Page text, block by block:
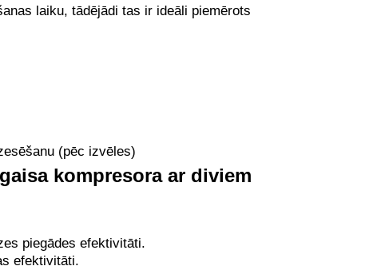
laiku, tādējādi tas ir ideāli piemērots
(pēc izvēles)
kompresora ar diviem
piegādes efektivitāti.
efektivitāti.